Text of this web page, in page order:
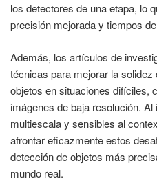
los detectores de una etapa, lo
precisión mejorada y tiempos
Además, los artículos de
técnicas para mejorar la
objetos en situaciones difíciles,
imágenes de baja resolución.
multiescala y sensibles al
afrontar eficazmente estos
detección de objetos más
mundo real.